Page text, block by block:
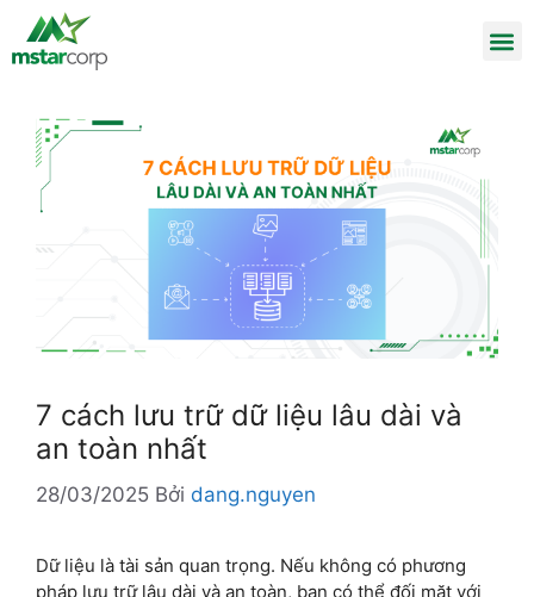
7 cách lưu trữ dữ liệu lâu dài và
an toàn nhất
28/03/2025 Bởi dang.nguyen
Dữ liệu là tài sản quan trọng. Nếu không có phương
pháp lưu trữ lâu dài và an toàn, bạn có thể đối mặt với